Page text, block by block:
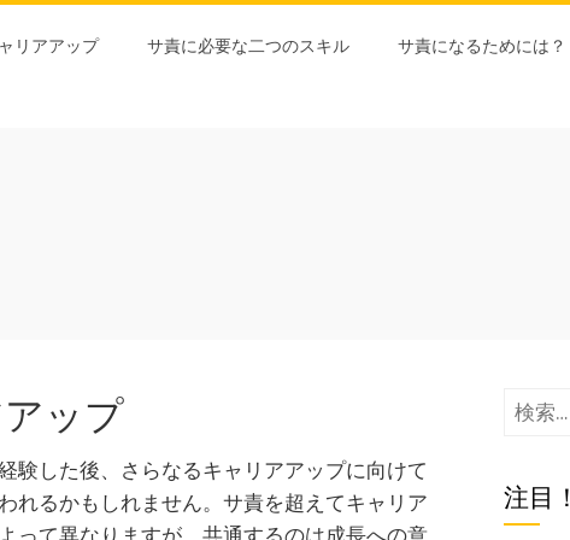
リアアップ サ責に必要な二つのスキル サ責になるためには？
ップ
験した後、さらなるキャリアアップに向けて
れるかもしれません。サ責を超えてキャリア
検
注目！